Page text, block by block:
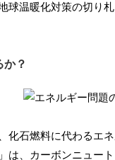
球温暖化対策の切り
か？
化石燃料に代わるエ
は、カーボンニュー